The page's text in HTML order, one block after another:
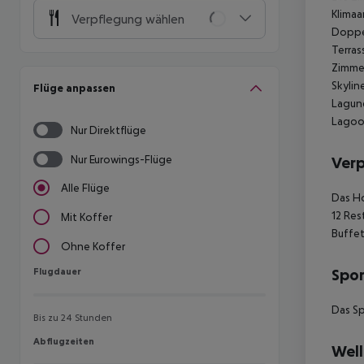
Verpflegung wählen
Flüge anpassen
Nur Direktflüge
Nur Eurowings-Flüge
Alle Flüge
Mit Koffer
Ohne Koffer
Flugdauer
Flugdauer
Bis zu 24 Stunden
Abflugzeiten
Abflugzeiten
Das
12
Das